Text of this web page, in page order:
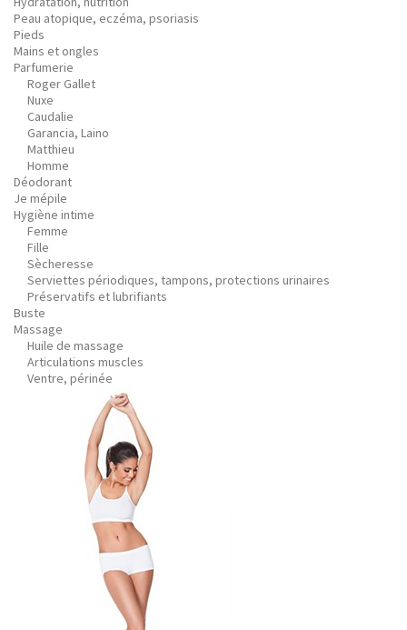
Peau atopique, eczéma, psoriasis
Pieds
Mains et ongles
Parfumerie
Roger Gallet
Nuxe
Caudalie
Garancia, Laino
Matthieu
Homme
Déodorant
Je mépile
Hygiène intime
Femme
Fille
Sècheresse
Serviettes périodiques, tampons, protections urinaires
Préservatifs et lubrifiants
Buste
Massage
Huile de massage
Articulations muscles
Ventre, périnée